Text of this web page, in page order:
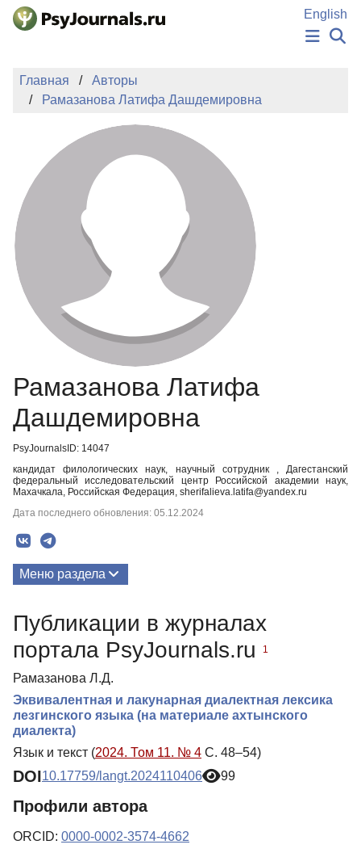
Перейти к основному содержанию
English
ИЗДАНИЯ
АВТОРЫ
ПОДАТЬ РУКОПИСЬ
БАЗА ЗНАНИЙ
КЛЮЧЕВЫЕ СЛОВА
Регистрация
Главная
Авторы
Рамазанова Латифа Дашдемировна
Рамазанова Латифа
Дашдемировна
PsyJournalsID: 14047
кандидат филологических наук, научный сотрудник , Дагестанский
федеральный исследовательский центр Российской академии наук,
Махачкала, Российская Федерация, sherifalieva.latifa@yandex.ru
Дата последнего обновления: 05.12.2024
Меню раздела
Публикации в журналах
портала PsyJournals.ru
1
Рамазанова Л.Д.
Эквивалентная и лакунарная диалектная лексика
лезгинского языка (на материале ахтынского
диалекта)
Язык и текст (2024. Том 11. № 4 С. 48–54)
DOI10.17759/langt.2024110406 99
Профили автора
ORCID: 0000-0002-3574-4662